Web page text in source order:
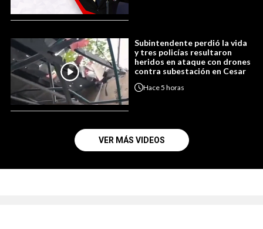
Subintendente perdió la vida
y tres policías resultaron
heridos en ataque con drones
contra subestación en Cesar
Hace5 horas
VER MÁS VIDEOS